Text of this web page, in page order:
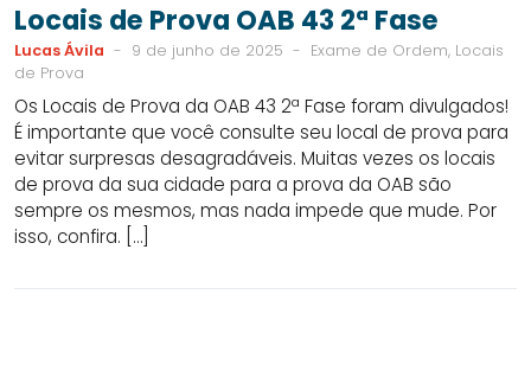
Locais de Prova OAB 43 2ª Fase
Lucas Ávila - 9 de junho de 2025 - Exame de Ordem, Locais
de Prova
Os Locais de Prova da OAB 43 2ª Fase foram divulgados!
É importante que você consulte seu local de prova para
evitar surpresas desagradáveis. Muitas vezes os locais
de prova da sua cidade para a prova da OAB são
sempre os mesmos, mas nada impede que mude. Por
isso, confira. […]